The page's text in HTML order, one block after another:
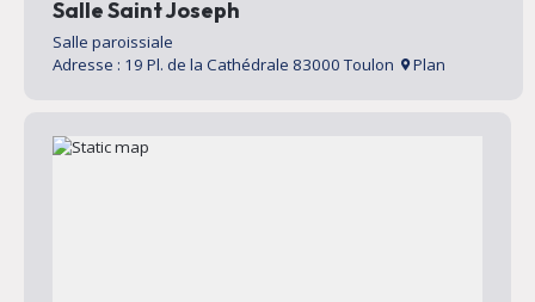
Salle Saint Joseph
Salle paroissiale
Adresse : 19 Pl. de la Cathédrale 83000 Toulon
Plan